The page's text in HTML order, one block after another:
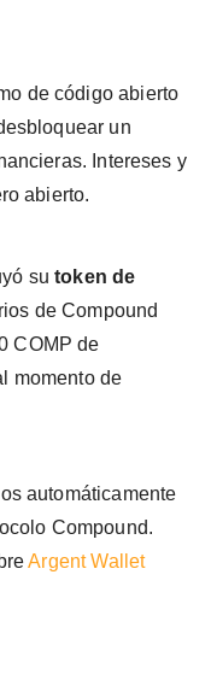
de código abierto
un
Intereses y
abierto.
sutoken de
de Compound
COMP de
momento de
automáticamente
Compound.
Argent Wallet